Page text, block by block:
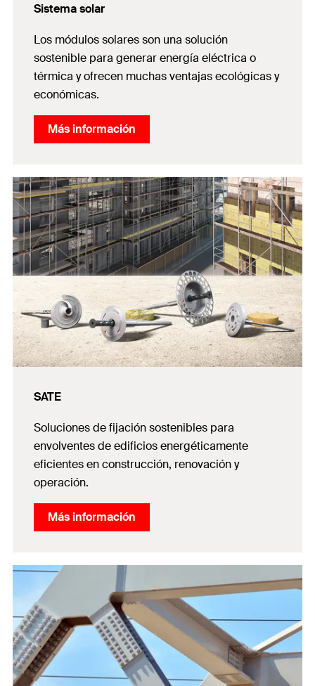
Sistema solar
Los módulos solares son una solución
sostenible para generar energía eléctrica o
térmica y ofrecen muchas ventajas ecológicas y
económicas.
Más información
SATE
Soluciones de fijación sostenibles para
envolventes de edificios energéticamente
eficientes en construcción, renovación y
operación.
Más información